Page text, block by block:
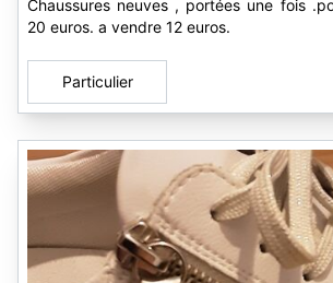
Chaussures neuves , portées une fois
20 euros. a vendre 12 euros.
Particulier